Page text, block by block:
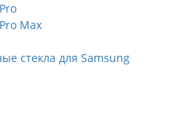
Max
стекла для Samsung